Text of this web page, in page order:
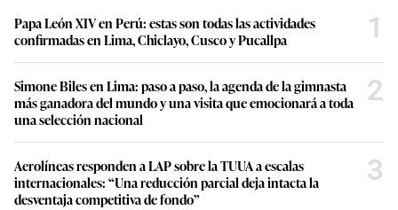
Papa León XIV en Perú: estas son todas las actividades
confirmadas en Lima, Chiclayo, Cusco y Pucallpa
1
Simone Biles en Lima: paso a paso, la agenda de la gimnasta
más ganadora del mundo y una visita que emocionará a toda
una selección nacional
2
Aerolíneas responden a LAP sobre la TUUA a escalas
internacionales: “Una reducción parcial deja intacta la
desventaja competitiva de fondo”
3